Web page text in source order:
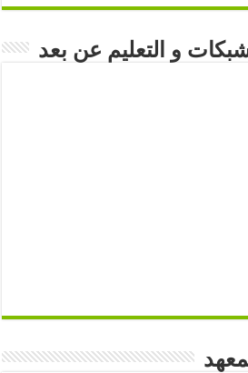
و التعليم عن بعد